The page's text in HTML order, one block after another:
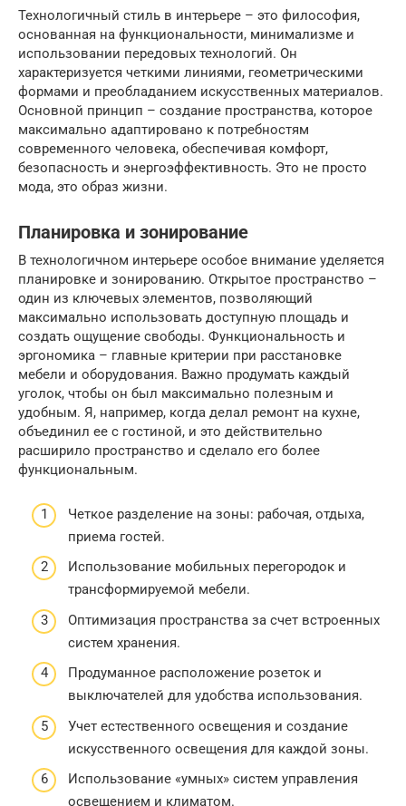
Технологичный стиль в интерьере – это философия,
основанная на функциональности, минимализме и
использовании передовых технологий. Он
характеризуется четкими линиями, геометрическими
формами и преобладанием искусственных материалов.
Основной принцип – создание пространства, которое
максимально адаптировано к потребностям
современного человека, обеспечивая комфорт,
безопасность и энергоэффективность. Это не просто
мода, это образ жизни.
Планировка и зонирование
В технологичном интерьере особое внимание уделяется
планировке и зонированию. Открытое пространство –
один из ключевых элементов, позволяющий
максимально использовать доступную площадь и
создать ощущение свободы. Функциональность и
эргономика – главные критерии при расстановке
мебели и оборудования. Важно продумать каждый
уголок, чтобы он был максимально полезным и
удобным. Я, например, когда делал ремонт на кухне,
объединил ее с гостиной, и это действительно
расширило пространство и сделало его более
функциональным.
Четкое разделение на зоны: рабочая, отдыха,
приема гостей.
Использование мобильных перегородок и
трансформируемой мебели.
Оптимизация пространства за счет встроенных
систем хранения.
Продуманное расположение розеток и
выключателей для удобства использования.
Учет естественного освещения и создание
искусственного освещения для каждой зоны.
Использование «умных» систем управления
освещением и климатом.